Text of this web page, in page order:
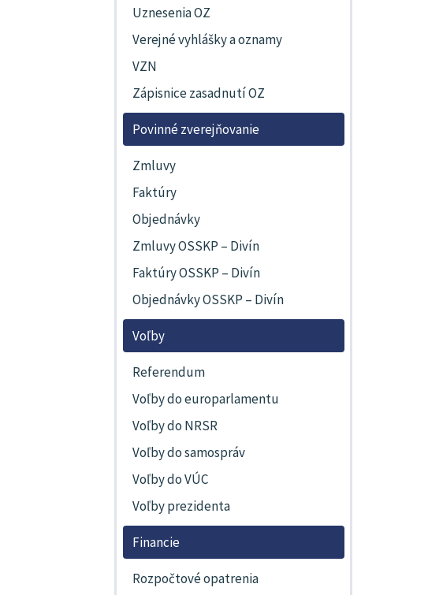
Uznesenia OZ
Verejné vyhlášky a oznamy
VZN
Zápisnice zasadnutí OZ
Povinné zverejňovanie
Zmluvy
Faktúry
Objednávky
Zmluvy OSSKP – Divín
Faktúry OSSKP – Divín
Objednávky OSSKP – Divín
Voľby
Referendum
Voľby do europarlamentu
Voľby do NRSR
Voľby do samospráv
Voľby do VÚC
Voľby prezidenta
Financie
Rozpočtové opatrenia